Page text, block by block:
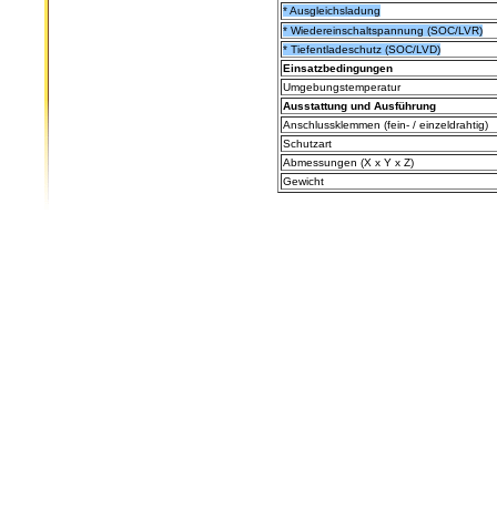
* Ausgleichsladung
* Wiedereinschaltspannung (SOC/LVR)
* Tiefentladeschutz (SOC/LVD)
Einsatzbedingungen
Umgebungstemperatur
Ausstattung und Ausführung
Anschlussklemmen (fein- / einzeldrahtig)
Schutzart
Abmessungen (X x Y x Z)
Gewicht